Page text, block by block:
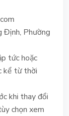
Định, Phường
tức hoặc
kể từ thời
khi thay đổi
chọn xem